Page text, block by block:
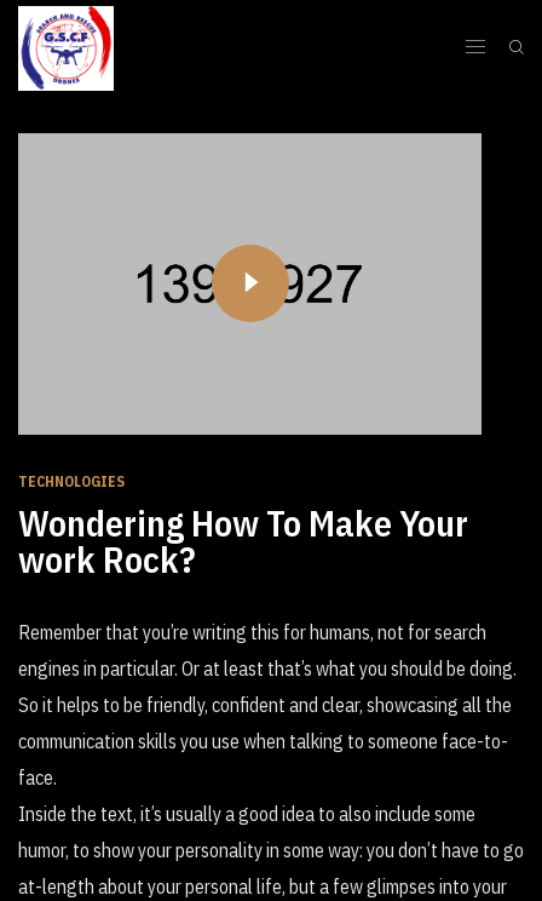
TECHNOLOGIES
Wondering How To Make Your
work Rock?
Remember that you’re writing this for humans, not for search
engines in particular. Or at least that’s what you should be doing.
So it helps to be friendly, confident and clear, showcasing all the
communication skills you use when talking to someone face-to-
face.
Inside the text, it’s usually a good idea to also include some
humor, to show your personality in some way: you don’t have to go
at-length about your personal life, but a few glimpses into your